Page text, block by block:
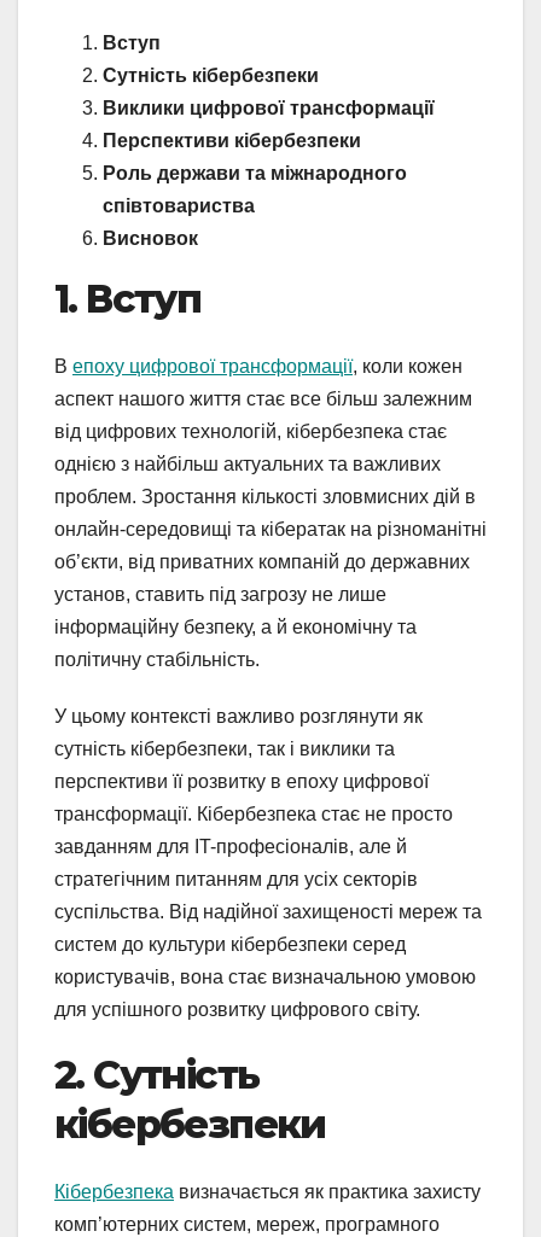
Вступ
Сутність кібербезпеки
Виклики цифрової трансформації
Перспективи кібербезпеки
Роль держави та міжнародного
співтовариства
Висновок
1. Вступ
В епоху цифрової трансформації, коли кожен
аспект нашого життя стає все більш залежним
від цифрових технологій, кібербезпека стає
однією з найбільш актуальних та важливих
проблем. Зростання кількості зловмисних дій в
онлайн-середовищі та кібератак на різноманітні
об’єкти, від приватних компаній до державних
установ, ставить під загрозу не лише
інформаційну безпеку, а й економічну та
політичну стабільність.
У цьому контексті важливо розглянути як
сутність кібербезпеки, так і виклики та
перспективи її розвитку в епоху цифрової
трансформації. Кібербезпека стає не просто
завданням для IT-професіоналів, але й
стратегічним питанням для усіх секторів
суспільства. Від надійної захищеності мереж та
систем до культури кібербезпеки серед
користувачів, вона стає визначальною умовою
для успішного розвитку цифрового світу.
2. Сутність
кібербезпеки
Кібербезпека визначається як практика захисту
комп’ютерних систем, мереж, програмного